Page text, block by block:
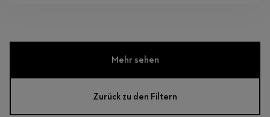
Mehr sehen
Zurück zu den Filtern